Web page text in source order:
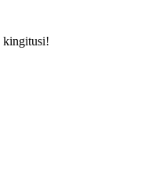
kingitusi!